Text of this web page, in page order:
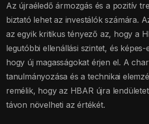
Az újraéledő ármozgás és a pozitív
biztató lehet az investálók számára.
az egyik kritikus tényező az, hogy a
legutóbbi ellenállási szintet, és
hogy új magasságokat érjen el. A
tanulmányozása és a technikai
remélik, hogy az HBAR újra
távon növelheti az értékét.